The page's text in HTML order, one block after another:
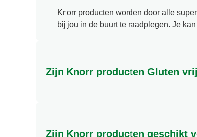
Knorr producten worden door alle
bij jou in de buurt te raadplegen. Je
Zijn Knorr producten Gluten
Zijn Knorr producten geschikt